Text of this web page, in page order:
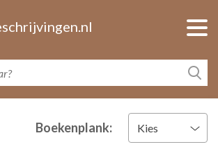
Boekenplank: Kies